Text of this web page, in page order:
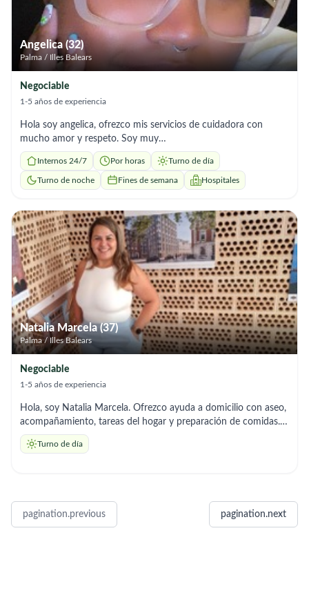
Angelica (32)
Palma / Illes Balears
Negociable
1-5 años de experiencia
Hola soy angelica, ofrezco mis servicios de cuidadora con
mucho amor y respeto. Soy muy
paciente,atenta,respetuosa,responsable y cariñosa Me puedo
adaptar a diferentes horarios que necesiten.😊
Internos 24/7 Por horas Turno de día
Turno de noche Fines de semana Hospitales
Natalia Marcela (37)
Palma / Illes Balears
Negociable
1-5 años de experiencia
Hola, soy Natalia Marcela. Ofrezco ayuda a domicilio con aseo,
acompañamiento, tareas del hogar y preparación de comidas.
Soy responsable y me adapto a los horarios que necesites.”
Turno de día
pagination.previous pagination.next